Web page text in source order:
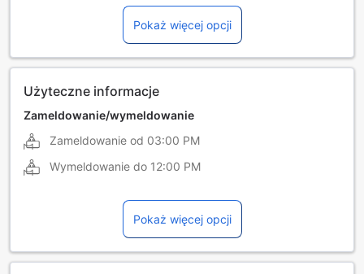
hiszpański
holenderski litewski
niemiecki
rosyjski rumuński
węgierski włoski
Pokaż więcej opcji
Użyteczne informacje
Zameldowanie/wymeldowanie
Zameldowanie od 03:00 PM
Wymeldowanie do 12:00 PM
Pokaż więcej opcji